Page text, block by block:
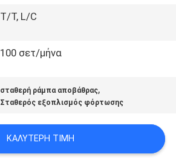
T/T, L/C
100 σετ/μήνα
σταθερή ράμπα αποβάθρας,
Σταθερός εξοπλισμός φόρτωσης
ΚΑΛΎΤΕΡΗ ΤΙΜΉ